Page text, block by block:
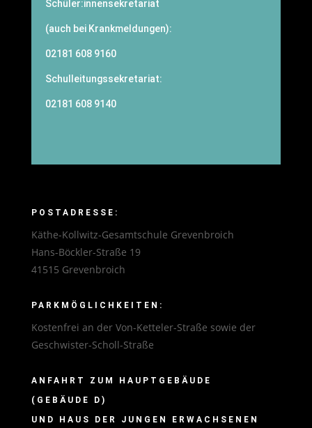
Schüler:innensekretariat
(auch bei Krankmeldungen):
02181 608 9160
Schulleitungssekretariat:
02181 608 9140
POSTADRESSE:
Käthe-Kollwitz-Gesamtschule Grevenbroich
Hans-Böckler-Straße 19
41515 Grevenbroich
PARKMÖGLICHKEITEN:
Kostenfrei an der Von-Ketteler-Straße sowie der
Geschwister-Scholl-Straße
ANFAHRT ZUM HAUPTGEBÄUDE
(GEBÄUDE D)
UND HAUS DER JUNGEN ERWACHSENEN